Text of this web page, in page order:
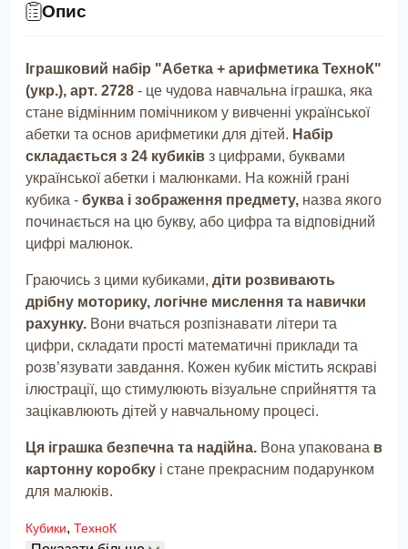
Опис
Іграшковий набір "Абетка + арифметика ТехноК"
(укр.), арт. 2728 - це чудова навчальна іграшка, яка
стане відмінним помічником у вивченні української
абетки та основ арифметики для дітей. Набір
складається з 24 кубиків з цифрами, буквами
української абетки і малюнками. На кожній грані
кубика - буква і зображення предмету, назва якого
починається на цю букву, або цифра та відповідний
цифрі малюнок.
Граючись з цими кубиками, діти розвивають
дрібну моторику, логічне мислення та навички
рахунку. Вони вчаться розпізнавати літери та
цифри, складати прості математичні приклади та
розв’язувати завдання. Кожен кубик містить яскраві
ілюстрації, що стимулюють візуальне сприйняття та
зацікавлюють дітей у навчальному процесі.
Ця іграшка безпечна та надійна. Вона упакована в
картонну коробку і стане прекрасним подарунком
для малюків.
Кубики, ТехноК